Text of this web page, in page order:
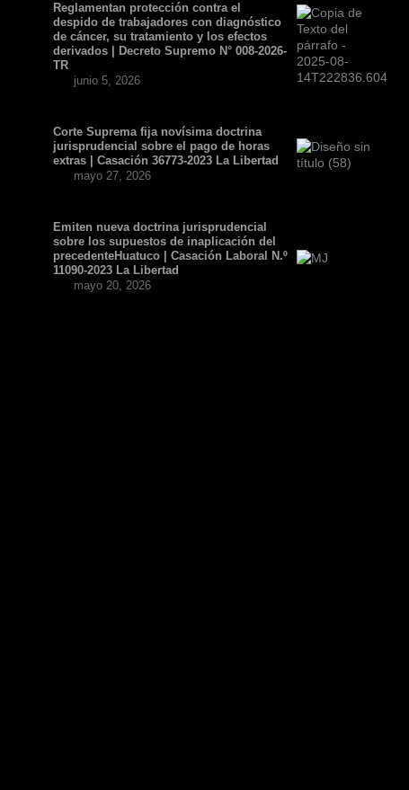
Reglamentan protección contra el
despido de trabajadores con diagnóstico
de cáncer, su tratamiento y los efectos
derivados | Decreto Supremo N° 008-2026-
TR
junio 5, 2026
Corte Suprema fija novísima doctrina
jurisprudencial sobre el pago de horas
extras | Casación 36773-2023 La Libertad
mayo 27, 2026
Emiten nueva doctrina jurisprudencial
sobre los supuestos de inaplicación del
precedenteHuatuco | Casación Laboral N.º
11090-2023 La Libertad
mayo 20, 2026